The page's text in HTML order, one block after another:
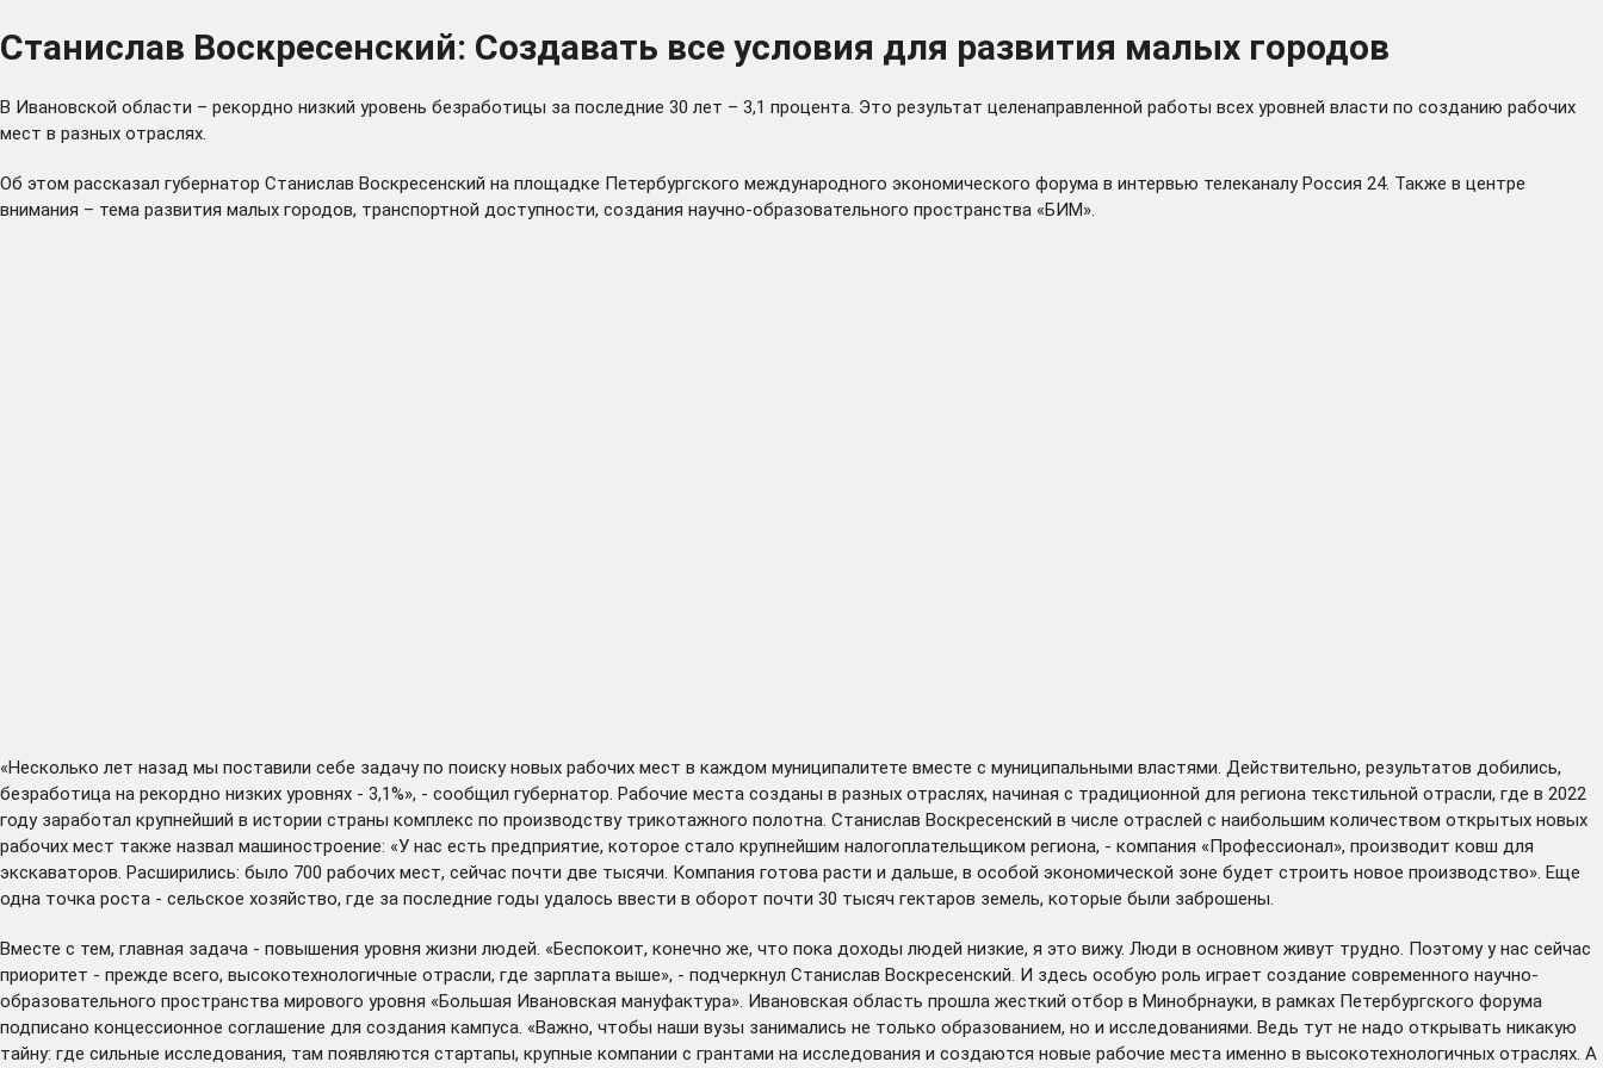
Станислав Воскресенский: Создавать все условия для развития малых городов
В Ивановской области – рекордно низкий уровень безработицы за последние 30 лет – 3,1 процента. Это результат целенаправленной работы всех уровней власти по созданию рабочих
мест в разных отраслях.
Об этом рассказал губернатор Станислав Воскресенский на площадке Петербургского международного экономического форума в интервью телеканалу Россия 24. Также в центре
внимания – тема развития малых городов, транспортной доступности, создания научно-образовательного пространства «БИМ».
«Несколько лет назад мы поставили себе задачу по поиску новых рабочих мест в каждом муниципалитете вместе с муниципальными властями. Действительно, результатов добились,
безработица на рекордно низких уровнях - 3,1%», - сообщил губернатор. Рабочие места созданы в разных отраслях, начиная с традиционной для региона текстильной отрасли, где в 2022
году заработал крупнейший в истории страны комплекс по производству трикотажного полотна. Станислав Воскресенский в числе отраслей с наибольшим количеством открытых новых
рабочих мест также назвал машиностроение: «У нас есть предприятие, которое стало крупнейшим налогоплательщиком региона, - компания «Профессионал», производит ковш для
экскаваторов. Расширились: было 700 рабочих мест, сейчас почти две тысячи. Компания готова расти и дальше, в особой экономической зоне будет строить новое производство». Еще
одна точка роста - сельское хозяйство, где за последние годы удалось ввести в оборот почти 30 тысяч гектаров земель, которые были заброшены.
Вместе с тем, главная задача - повышения уровня жизни людей. «Беспокоит, конечно же, что пока доходы людей низкие, я это вижу. Люди в основном живут трудно. Поэтому у нас сейчас
приоритет - прежде всего, высокотехнологичные отрасли, где зарплата выше», - подчеркнул Станислав Воскресенский. И здесь особую роль играет создание современного научно-
образовательного пространства мирового уровня «Большая Ивановская мануфактура». Ивановская область прошла жесткий отбор в Минобрнауки, в рамках Петербургского форума
подписано концессионное соглашение для создания кампуса. «Важно, чтобы наши вузы занимались не только образованием, но и исследованиями. Ведь тут не надо открывать никакую
тайну: где сильные исследования, там появляются стартапы, крупные компании с грантами на исследования и создаются новые рабочие места именно в высокотехнологичных отраслях. А